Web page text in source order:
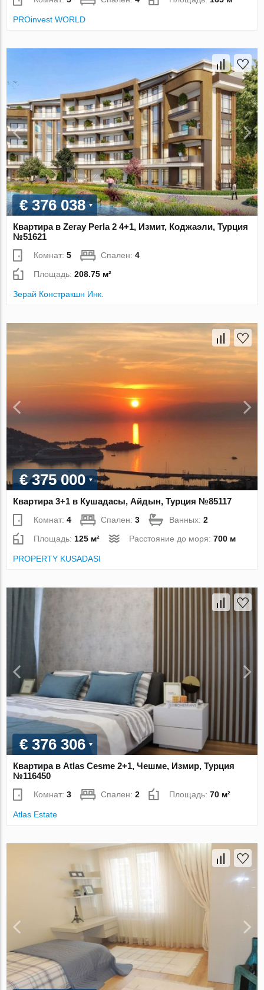
PROinvest WORLD
€ 376 038
Квартира в Zeray Perla 2 4+1, Измит, Коджаэли, Турция
№51621
Комнат:5 Спален:4
Площадь:208.75 м²
Зерай Констракшн Инк.
€ 375 000
Квартира 3+1 в Кушадасы, Айдын, Турция №85117
Комнат:4 Спален:3 Ванных:2
Площадь: 125 м² Расстояние до моря:700 м
PROPERTY KUSADASI
€ 376 306
Квартира в Atlas Cesme 2+1, Чешме, Измир, Турция
№116450
Комнат:3 Спален:2 Площадь:70 м²
Atlas Estate